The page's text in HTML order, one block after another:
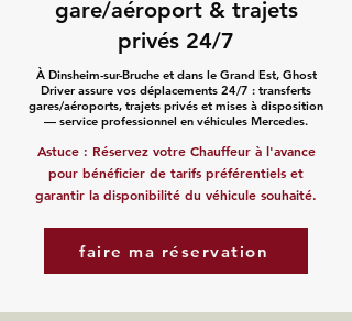
gare/aéroport & trajets
privés 24/7
À Dinsheim-sur-Bruche et dans le Grand Est, Ghost
Driver assure vos déplacements 24/7 : transferts
gares/aéroports, trajets privés et mises à disposition
— service professionnel en véhicules Mercedes.
Astuce : Réservez votre Chauffeur à l'avance
pour bénéficier de tarifs préférentiels et
garantir la disponibilité du véhicule souhaité.
faire ma réservation